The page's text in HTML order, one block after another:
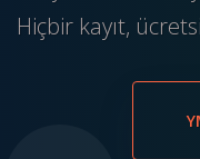
Hiçbir kayıt,